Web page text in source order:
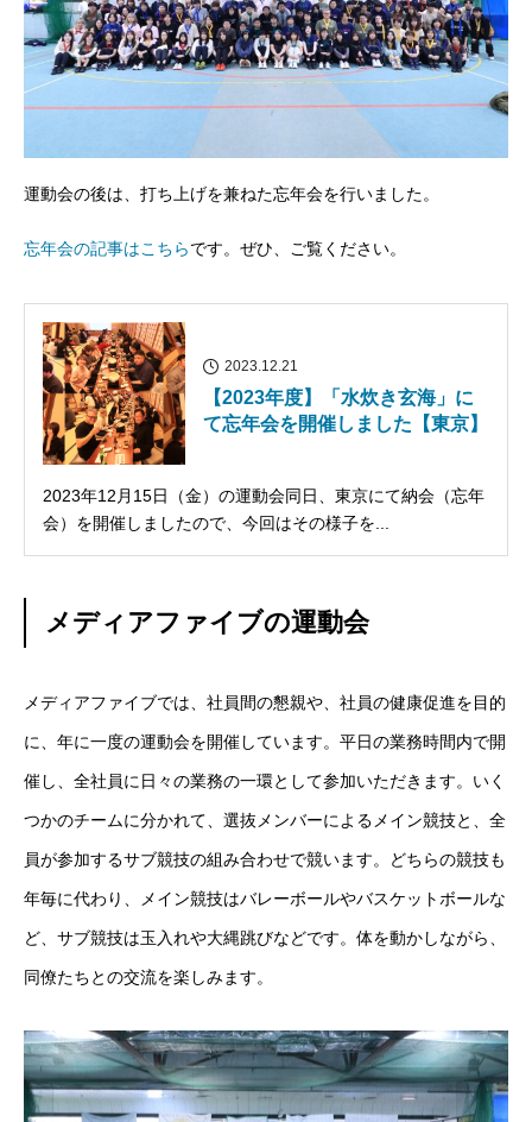
運動会の後は、打ち上げを兼ねた忘年会を行いました。
忘年会の記事はこちらです。ぜひ、ご覧ください。
2023.12.21
【2023年度】「水炊き玄海」に
て忘年会を開催しました【東京】
2023年12月15日（金）の運動会同日、東京にて納会（忘年
会）を開催しましたので、今回はその様子を...
メディアファイブの運動会
メディアファイブでは、社員間の懇親や、社員の健康促進を目的
に、年に一度の運動会を開催しています。平日の業務時間内で開
催し、全社員に日々の業務の一環として参加いただきます。いく
つかのチームに分かれて、選抜メンバーによるメイン競技と、全
員が参加するサブ競技の組み合わせで競います。どちらの競技も
年毎に代わり、メイン競技はバレーボールやバスケットボールな
ど、サブ競技は玉入れや大縄跳びなどです。体を動かしながら、
同僚たちとの交流を楽しみます。